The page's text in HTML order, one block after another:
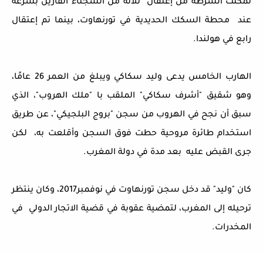
تمكنت الشرطة من إعتقال ثلاثة من السجناء الفارين بسرعة
عند محطة السكك الحديدية في تورنهاوت، بينما تم إعتقال
رابع في هولندا.
الهارب الخامس يدعى وليد سكاكي ويبلغ من العمر 26 عامًا
،
وهو شقيق "أشرف سكاكي" الملقب با "ملك الهروب"، الذي
سبق أن نجح في الهروب من سجن "بروج البلجيكي"، عن طريق
استخدام طائرة مروحية حطت فوق السجن وأقلعت به، لكن
جرى القبض عليه بعد مدة في دولة المغرب.
كان "وليد" قد دخل سجن تورنهاوت في نوفمبر2017، وكان ينتظر
ترحيله إلى المغرب، لتمضية عقوبة في قضية الاتجار الدولي في
المخدرات.